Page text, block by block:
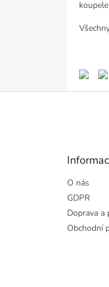
O nás
GDPR
Doprava a
Obchodní